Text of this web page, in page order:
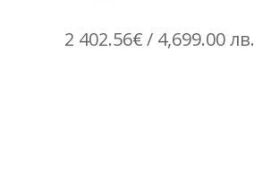
2 402.56€/ 4,699.00 лв.